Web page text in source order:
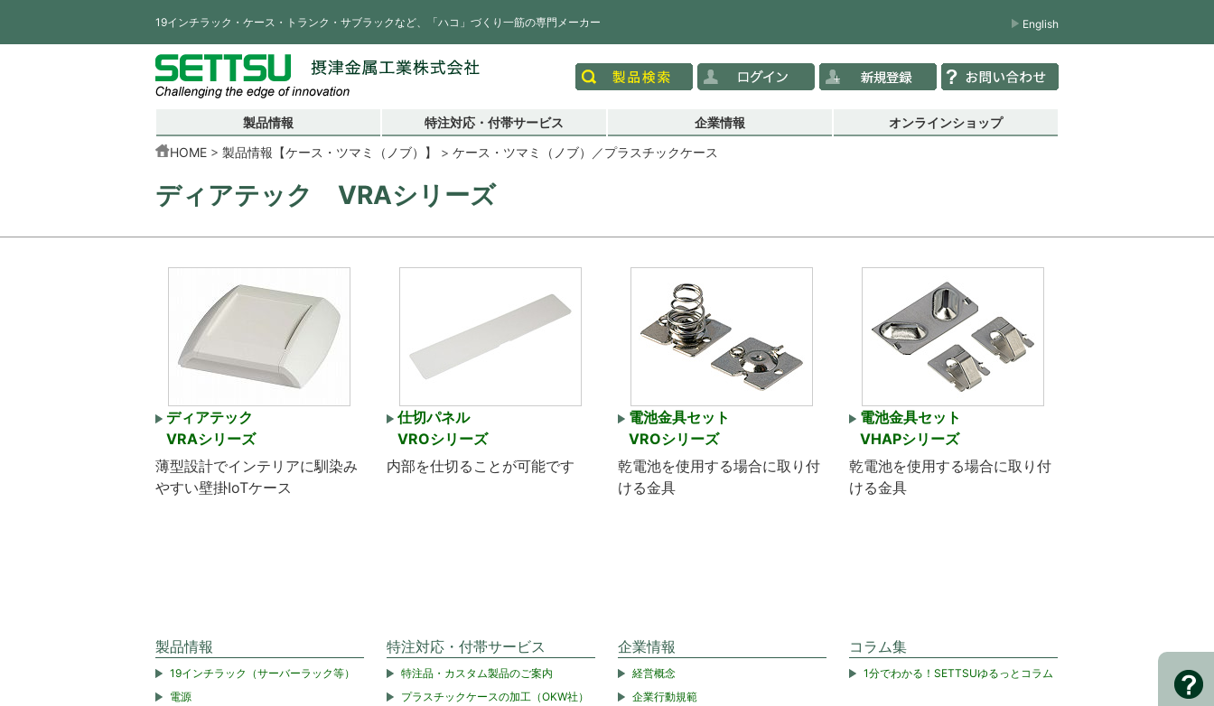
19インチラック・ケース・トランク・サブラックなど、「ハコ」づくり一筋の専門メーカー English
製品情報 特注対応・付帯サービス 企業情報 オンラインショップ
HOME 製品情報【ケース・ツマミ（ノブ）】 ケース・ツマミ（ノブ）／プラスチックケース
ディアテック VRAシリーズ
ディアテック
VRAシリーズ
薄型設計でインテリアに馴染み
やすい壁掛IoTケース
仕切パネル
VROシリーズ
内部を仕切ることが可能です
電池金具セット
VROシリーズ
乾電池を使用する場合に取り付
ける金具
電池金具セット
VHAPシリーズ
乾電池を使用する場合に取り付
ける金具
製品情報
19インチラック（サーバーラック等）
電源
特注対応・付帯サービス
特注品・カスタム製品のご案内
プラスチックケースの加工（OKW社）
企業情報
経営概念
企業行動規範
コラム集
1分でわかる！SETTSUゆるっとコラム